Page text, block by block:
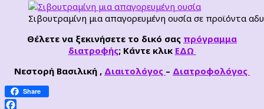
Σιβουτραμίνη μια απαγορευμένη ουσία σε προϊόντα
Θέλετε να ξεκινήσετε το δικό σας πρόγραμμα
διατροφής; Κάντε κλικ ΕΔΩ
Νεστορή Βασιλική , Διαιτολόγος – Διατροφολόγος
Share